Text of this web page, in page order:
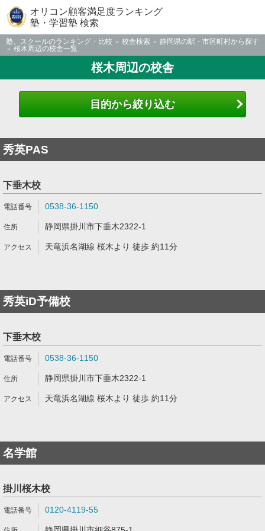
オリコン顧客満足度ランキング
塾・学習塾 検索
塾、スクールのランキング・比較 校舎検索
静岡県の駅・市区町村から探す
桜木周辺の校舎一覧
桜木周辺の校舎
目的から絞り込む
秀英PAS
下垂木校
0538-36-1150
静岡県掛川市下垂木2322-1
天竜浜名湖線 桜木より 徒歩 約11分
秀英iD予備校
下垂木校
0538-36-1150
静岡県掛川市下垂木2322-1
天竜浜名湖線 桜木より 徒歩 約11分
名学館
掛川桜木校
0120-4119-55